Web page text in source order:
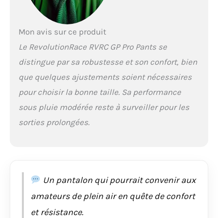
Revolution Race RVRC
coupe plus ajustée
que la plupart des
sans être trop serrée.
DESIGN POLYVALENT :
Contrairement à de
nombreux autres
l’escalade et de la
randonnée au
jardinage. BIEN AÉRɠ:
Mon avis sur ce produit
Le RevolutionRace RVRC GP Pro Pants se
distingue par sa robustesse et son confort, bien
que quelques ajustements soient nécessaires
pour choisir la bonne taille. Sa performance
sous pluie modérée reste à surveiller pour les
sorties prolongées.
Un pantalon qui pourrait convenir aux
amateurs de plein air en quête de confort
et résistance.